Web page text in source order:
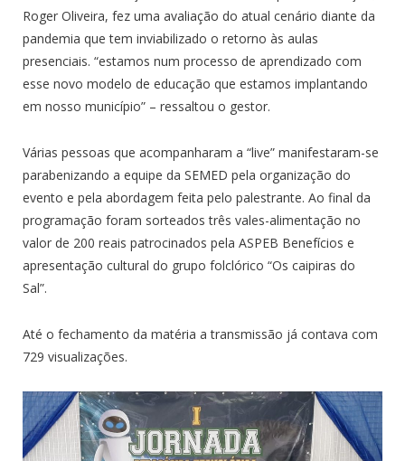
Roger Oliveira, fez uma avaliação do atual cenário diante da
pandemia que tem inviabilizado o retorno às aulas
presenciais. “estamos num processo de aprendizado com
esse novo modelo de educação que estamos implantando
em nosso município” – ressaltou o gestor.
Várias pessoas que acompanharam a “live” manifestaram-se
parabenizando a equipe da SEMED pela organização do
evento e pela abordagem feita pelo palestrante. Ao final da
programação foram sorteados três vales-alimentação no
valor de 200 reais patrocinados pela ASPEB Benefícios e
apresentação cultural do grupo folclórico “Os caipiras do
Sal”.
Até o fechamento da matéria a transmissão já contava com
729 visualizações.